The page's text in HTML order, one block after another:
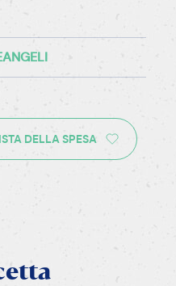
DELLA SPESA